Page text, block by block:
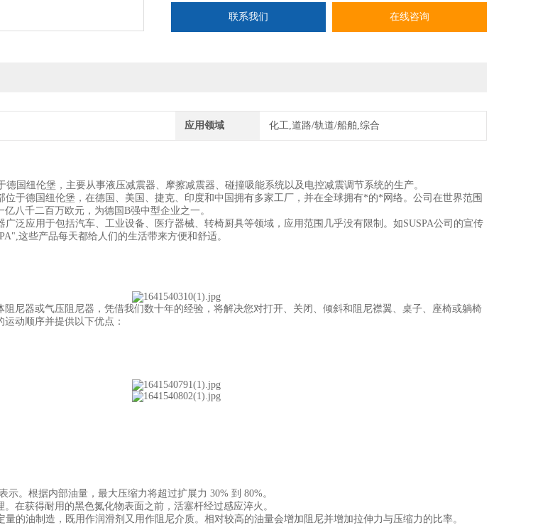
联系我们 在线咨询
应用领域 化工,道路/轨道/船舶,综合
德国纽伦堡，主要从事液压减震器、摩擦减震器、碰撞吸能系统以及电控减震调节系统的生产。
位于德国纽伦堡，在德国、美国、捷克、印度和中国拥有多家工厂，并在全球拥有*的*网络。公司在世界范围
八千二百万欧元，为德国B强中型企业之一。
广泛应用于包括汽车、工业设备、医疗器械、转椅厨具等领域，应用范围几乎没有限制。如SUSPA公司的宣传
这些产品每天都给人们的生活带来方便和舒适。
阻尼器或气压阻尼器，凭借我们数十年的经验，将解决您对打开、关闭、倾斜和阻尼襟翼、桌子、座椅或躺椅
动顺序并提供以下优点：
示。根据内部油量，最大压缩力将超过扩展力 30% 到 80%。
在获得耐用的黑色氮化物表面之前，活塞杆经过感应淬火。
的油制造，既用作润滑剂又用作阻尼介质。相对较高的油量会增加阻尼并增加拉伸力与压缩力的比率。